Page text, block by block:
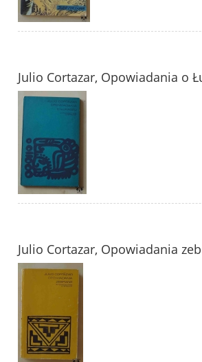
Julio Cortazar, Opowiadania o
Julio Cortazar, Opowiadania